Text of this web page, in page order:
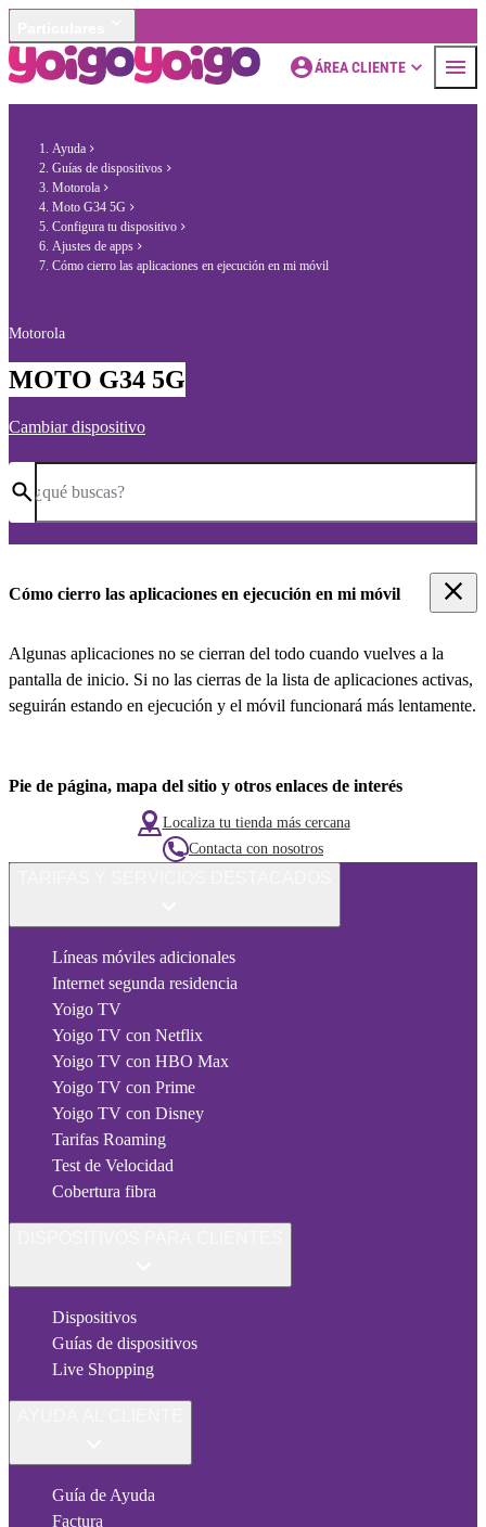
ÁREA CLIENTE
Ayuda
Guías de dispositivos
Motorola
Moto G34 5G
Configura tu dispositivo
Ajustes de apps
Cómo cierro las aplicaciones en ejecución en mi móvil
Motorola
MOTO G34 5G
Cambiar dispositivo
¿qué buscas?
Cómo cierro las aplicaciones en ejecución en mi móvil
Algunas aplicaciones no se cierran del todo cuando vuelves a la
pantalla de inicio. Si no las cierras de la lista de aplicaciones activas,
seguirán estando en ejecución y el móvil funcionará más lentamente.
Pie de página, mapa del sitio y otros enlaces de interés
Localiza tu tienda más cercana
Contacta con nosotros
Líneas móviles adicionales
Internet segunda residencia
Yoigo TV
Yoigo TV con Netflix
Yoigo TV con HBO Max
Yoigo TV con Prime
Yoigo TV con Disney
Tarifas Roaming
Test de Velocidad
Cobertura fibra
Dispositivos
Guías de dispositivos
Live Shopping
Guía de Ayuda
Factura